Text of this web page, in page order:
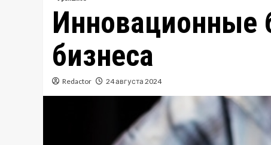
Инновационные
бизнеса
Redactor 24 августа 2024